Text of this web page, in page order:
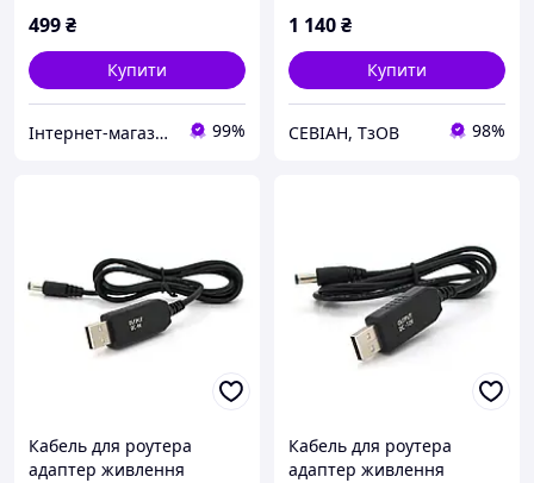
499₴
Купити
Інтернет-магазин аксесуарів "HUSKY SHOP" 99%
1 140₴
Купити
СЕВІАН, ТзОВ 98%
Кабель для роутера
адаптер живлення
Кабель для роутера
адаптер живлення